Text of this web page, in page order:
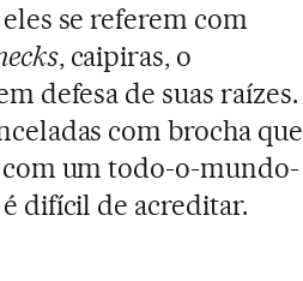
se referem com
, caipiras, o
defesa de suas raízes.
com brocha que
um todo-o-mundo-
difícil de acreditar.